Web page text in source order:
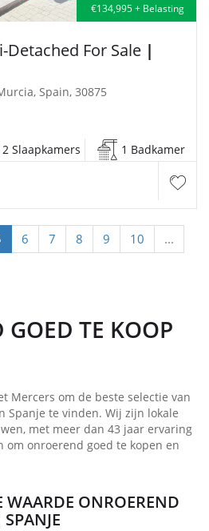
€134,995 + Belasting
Detached For Sale |
Spain, 30875
2 Slaapkamers 1 Badkamer
6 7 8 9 10
...
TE KOOP
Mercers om de beste selectie van
Spanje te vinden. Wij zijn lokale
met meer dan 43 jaar ervaring
om onroerend goed te kopen en
WAARDE ONROEREND